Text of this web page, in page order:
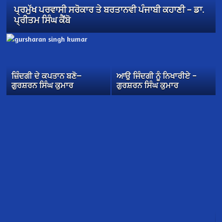
ਪ੍ਰਮੁੱਖ ਪਰਵਾਸੀ ਸਰੋਕਾਰ ਤੇ ਬਰਤਾਨਵੀ ਪੰਜਾਬੀ ਕਹਾਣੀ – ਡਾ.
ਪ੍ਰੀਤਮ ਸਿੰਘ ਕੈਂਬੋ
ਜ਼ਿੰਦਗੀ ਦੇ ਕਪਤਾਨ ਬਣੋ—
ਗੁਰਸ਼ਰਨ ਸਿੰਘ ਕੁਮਾਰ
ਆਉ ਜਿੰਦਗੀ ਨੂੰ ਨਿਖਾਰੀਏ –
ਗੁਰਸ਼ਰਨ ਸਿੰਘ ਕੁਮਾਰ